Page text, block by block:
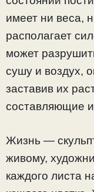
имеет ни веса,
располагает
может
сушу и воздух,
заставив их
составляющие
Жизнь —
живому,
каждого листа